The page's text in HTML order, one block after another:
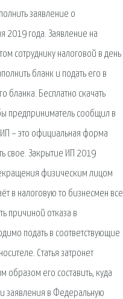
заявление о
2019 года. Заявление на
сотруднику налоговой в день
бланк и подать его в
бланка. Бесплатно скачать
предприниматель сообщил в
– это официальная форма
свое. Закрытие ИП 2019
физическим лицом
в налоговую то бизнесмен все
причиной отказа в
подать в соответствующие
Статья затронет
его составить, куда
заявления в Федеральную